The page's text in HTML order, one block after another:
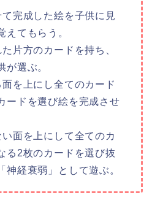
完成した絵を子供に見
えてもらう。
片方のカードを持ち、
が選ぶ。
を上にし全てのカード
ードを選び絵を完成させ
面を上にして全てのカ
る2枚のカードを選び抜
神経衰弱」として遊ぶ。